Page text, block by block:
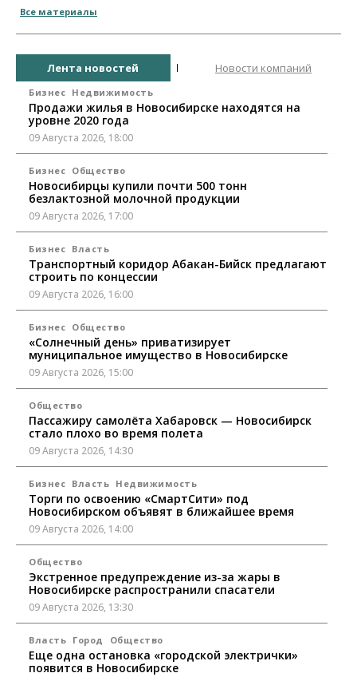
Все материалы
Лента новостей Новости компаний
Бизнес Недвижимость
Продажи жилья в Новосибирске находятся на
уровне 2020 года
09 Августа 2026, 18:00
Бизнес Общество
Новосибирцы купили почти 500 тонн
безлактозной молочной продукции
09 Августа 2026, 17:00
Бизнес Власть
Транспортный коридор Абакан-Бийск предлагают
строить по концессии
09 Августа 2026, 16:00
Бизнес Общество
«Солнечный день» приватизирует
муниципальное имущество в Новосибирске
09 Августа 2026, 15:00
Общество
Пассажиру самолёта Хабаровск — Новосибирск
стало плохо во время полета
09 Августа 2026, 14:30
Бизнес Власть Недвижимость
Торги по освоению «СмартСити» под
Новосибирском объявят в ближайшее время
09 Августа 2026, 14:00
Общество
Экстренное предупреждение из-за жары в
Новосибирске распространили спасатели
09 Августа 2026, 13:30
Власть Город Общество
Еще одна остановка «городской электрички»
появится в Новосибирске